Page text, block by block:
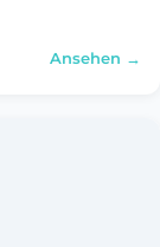
Ansehen →